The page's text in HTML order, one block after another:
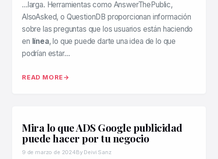
…larga. Herramientas como AnswerThePublic,
AlsoAsked, o QuestionDB proporcionan información
sobre las preguntas que los usuarios están haciendo
en línea, lo que puede darte una idea de lo que
podrían estar…
READ MORE
Mira lo que ADS Google publicidad
puede hacer por tu negocio
9 de marzo de 2024By Deivi Sanz